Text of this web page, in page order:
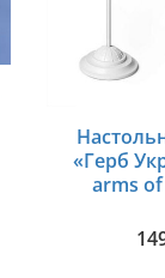
«Герб
arms